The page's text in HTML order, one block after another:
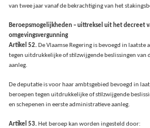
van twee jaar vanaf de bekrachtiging van het
Beroepsmogelijkheden – uittreksel uit het decreet
omgevingsvergunning
Artikel 52. De Vlaamse Regering is bevoegd in
tegen uitdrukkelijke of stilzwijgende beslissingen van
aanleg.
De deputatie is voor haar ambtsgebied bevoegd in
beroepen tegen uitdrukkelijke of stilzwijgende
en schepenen in eerste administratieve aanleg.
Artikel 53. Het beroep kan worden ingesteld door: